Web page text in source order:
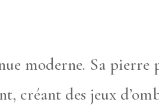
moderne. Sa pierre
créant des jeux